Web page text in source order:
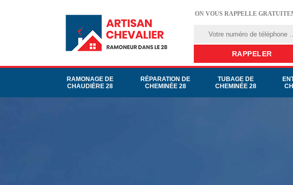
ON VOUS RAPPELLE
RAMONAGE DE
CHAUDIÈRE 28
RÉPARATION DE
CHEMINÉE 28
TUBAGE DE
CHEMINÉE 28